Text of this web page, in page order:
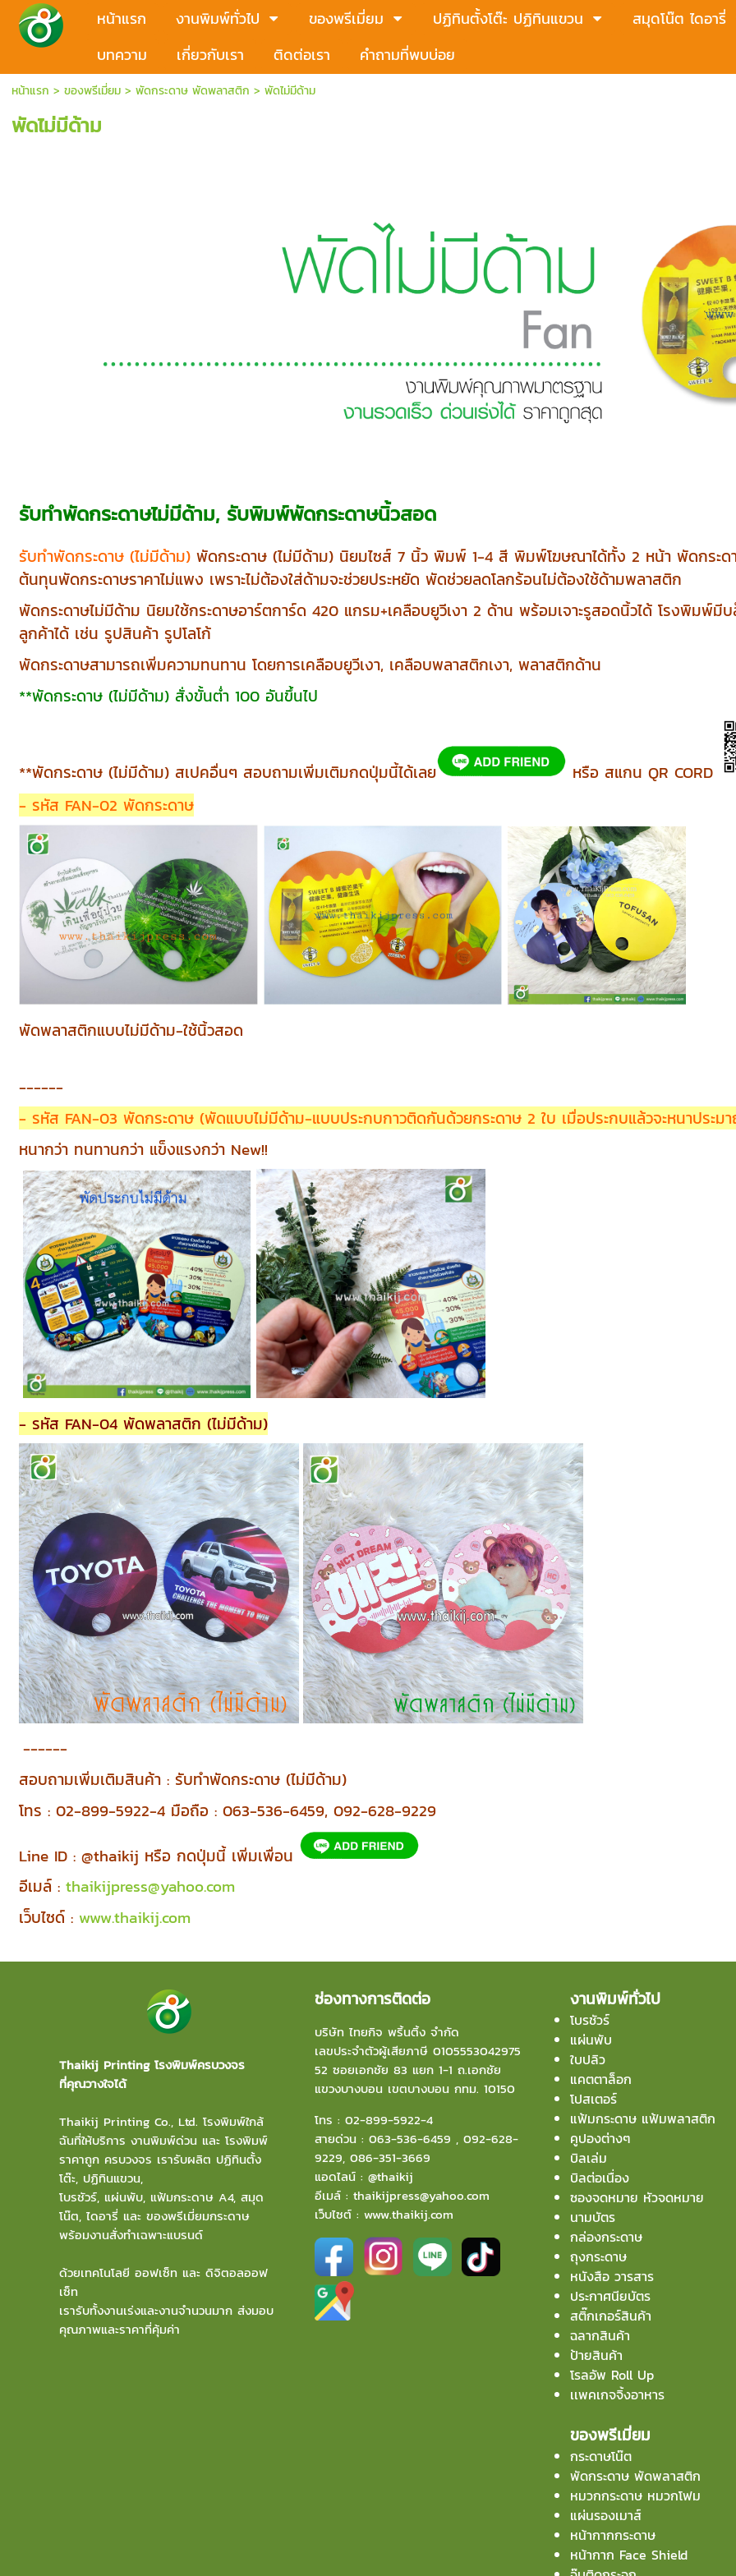
หน้าแรก งานพิมพ์ทั่วไป ของพรีเมี่ยม ปฏิทินตั้งโต๊ะ ปฏิทินแขวน สมุดโน๊ต ไดอารี่
บทความ
เกี่ยวกับเรา ติดต่อเรา คำถามที่พบบ่อย
หน้าแรก > ของพรีเมี่ยม> พัดกระดาษ พัดพลาสติก > พัดไม่มีด้าม
พัดไม่มีด้าม
รับทำพัดกระดาษไม่มีด้าม, รับพิมพ์พัดกระดาษนิ้วสอด
รับทำพัดกระดาษ (ไม่มีด้าม) พัดกระดาษ (ไม่มีด้าม) นิยมไซส์ 7 นิ้ว พิมพ์ 1-4 สี พิมพ์โฆษณาได้ทั้ง 2 หน้า พัดกระด
ต้นทุนพัดกระดาษราคาไม่แพง เพราะไม่ต้องใส่ด้ามจะช่วยประหยัด พัดช่วยลดโลกร้อนไม่ต้องใช้ด้ามพลาสติก
พัดกระดาษไม่มีด้าม นิยมใช้กระดาษอาร์ตการ์ด 420 แกรม+เคลือบยูวีเงา 2 ด้าน พร้อมเจาะรูสอดนิ้วได้ โรงพิมพ์
ลูกค้าได้ เช่น รูปสินค้า รูปโลโก้
พัดกระดาษสามารถเพิ่มความทนทาน โดยการเคลือบยูวีเงา, เคลือบพลาสติกเงา, พลาสติกด้าน
**พัดกระดาษ (ไม่มีด้าม) สั่งขั้นต่ำ 100 อันขึ้นไป
**พัดกระดาษ (ไม่มีด้าม) สเปคอื่นๆ สอบถามเพิ่มเติมกดปุ่มนี้ได้เลย หรือ สแกน QR CORD
- รหัส FAN-02 พัดกระดาษ
พัดพลาสติกแบบไม่มีด้าม-ใช้นิ้วสอด
------
- รหัส FAN-03 พัดกระดาษ (พัดแบบไม่มีด้าม-แบบประกบกาวติดกันด้วยกระดาษ 2 ใบ เมื่อประกบแล้วจะหนาประ
หนากว่า ทนทานกว่า แข็งแรงกว่า New!!
- รหัส FAN-04 พัดพลาสติก (ไม่มีด้าม)
------
สอบถามเพิ่มเติมสินค้า : รับทำพัดกระดาษ (ไม่มีด้าม)
โทร : 02-899-5922-4 มือถือ : 063-536-6459, 092-628-9229
Line ID : @thaikij หรือ กดปุ่มนี้ เพิ่มเพื่อน
อีเมล์ :thaikijpress@yahoo.com
เว็บไซด์ : www.thaikij.com
Thaikij Printing โรงพิมพ์ครบวงจร
ที่คุณวางใจได้
Thaikij Printing Co., Ltd.โรงพิมพ์ใกล้
ฉันที่ให้บริการ งานพิมพ์ด่วน และ โรงพิมพ์
ราคาถูก ครบวงจร เรารับผลิต ปฏิทินตั้ง
โต๊ะ, ปฏิทินแขวน,
โบรชัวร์, แผ่นพับ, แฟ้มกระดาษ A4, สมุด
โน๊ต, ไดอารี่ และ ของพรีเมี่ยมกระดาษ
พร้อมงานสั่งทำเฉพาะแบรนด์
ด้วยเทคโนโลยี ออฟเซ็ท และ ดิจิตอลออฟ
เซ็ท
เรารับทั้งงานเร่งและงานจำนวนมาก ส่งมอบ
คุณภาพและราคาที่คุ้มค่า
ช่องทางการติดต่อ
บริษัท ไทยกิจ พริ้นติ้ง จำกัด
เลขประจำตัวผู้เสียภาษี 0105553042975
52 ซอยเอกชัย 83 แยก 1-1 ถ.เอกชัย
แขวงบางบอน เขตบางบอน กทม. 10150
โทร :02-899-5922-4
สายด่วน :063-536-6459 ,092-628-
9229,086-351-3669
แอดไลน์ :@thaikij
อีเมล์ :thaikijpress@yahoo.com
เว็บไซต์ :www.thaikij.com
งานพิมพ์ทั่วไป
โบรชัวร์
แผ่นพับ
ใบปลิว
แคตตาล็อก
โปสเตอร์
แฟ้มกระดาษ แฟ้มพลาสติก
คูปองต่างๆ
บิลเล่ม
บิลต่อเนื่อง
ซองจดหมาย หัวจดหมาย
นามบัตร
กล่องกระดาษ
ถุงกระดาษ
หนังสือ วารสาร
ประกาศนียบัตร
สติ๊กเกอร์สินค้า
ฉลากสินค้า
ป้ายสินค้า
โรลอัพ Roll Up
เเพคเกจจิ้งอาหาร
ของพรีเมี่ยม
กระดาษโน๊ต
พัดกระดาษ พัดพลาสติก
หมวกกระดาษ หมวกโฟม
แผ่นรองเมาส์
หน้ากากกระดาษ
หน้ากาก Face Shield